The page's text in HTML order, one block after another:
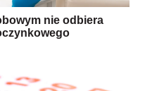
nie odbiera